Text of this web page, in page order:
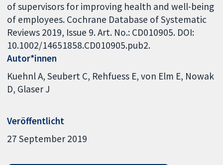
of supervisors for improving health and well-being
of employees. Cochrane Database of Systematic
Reviews 2019, Issue 9. Art. No.: CD010905. DOI:
10.1002/14651858.CD010905.pub2.
Autor*innen
Kuehnl A Seubert C Rehfuess E von Elm E Nowak
D Glaser J
Veröffentlicht
27 September 2019